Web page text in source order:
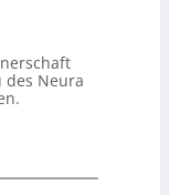
des Neura